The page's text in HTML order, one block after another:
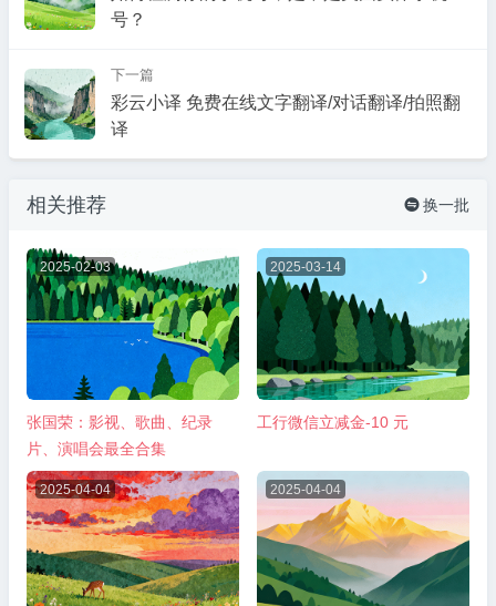
号？
下一篇
彩云小译 免费在线文字翻译/对话翻译/拍照翻
译
相关推荐  换一批
2025-02-03
张国荣：影视、歌曲、纪录
片、演唱会最全合集
2025-03-14
工行微信立减金-10 元
2025-04-04 2025-04-04